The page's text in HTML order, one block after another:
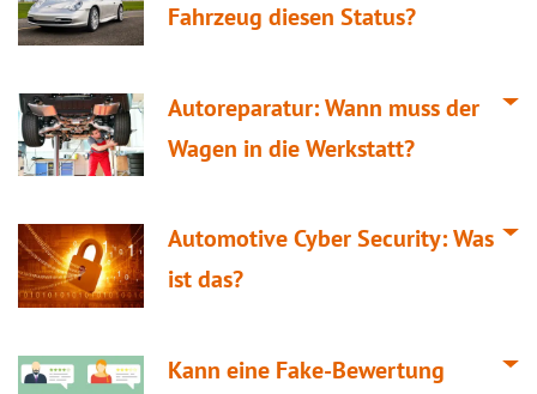
Fahrzeug diesen Status?
Autoreparatur: Wann muss der
Wagen in die Werkstatt?
Automotive Cyber Security: Was
ist das?
Kann eine Fake-Bewertung